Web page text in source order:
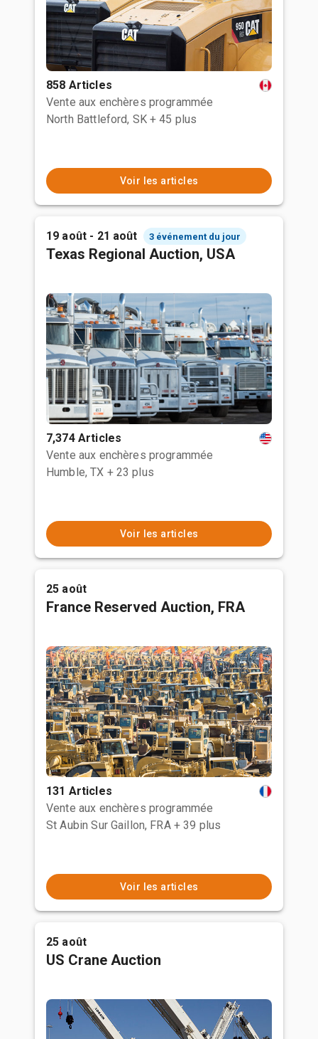
858 Articles
Vente aux enchères programmée
North Battleford, SK + 45 plus
Voir les articles
19 août - 21 août 3 événement du jour
Texas Regional Auction, USA
7,374 Articles
Vente aux enchères programmée
Humble, TX + 23 plus
Voir les articles
25 août
France Reserved Auction, FRA
131 Articles
Vente aux enchères programmée
St Aubin Sur Gaillon, FRA + 39 plus
Voir les articles
25 août
US Crane Auction